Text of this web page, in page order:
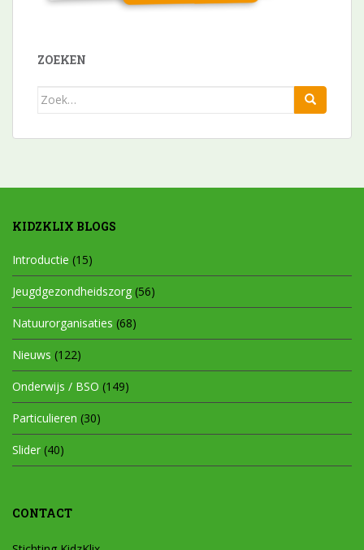
ZOEKEN
Zoek
KIDZKLIX BLOGS
Introductie (15)
Jeugdgezondheidszorg (56)
Natuurorganisaties (68)
Nieuws (122)
Onderwijs / BSO (149)
Particulieren (30)
Slider (40)
CONTACT